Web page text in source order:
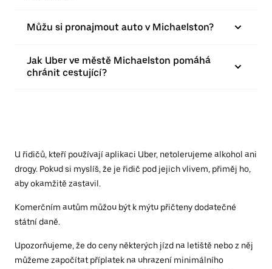
Můžu si pronajmout auto v Michaelston?
Jak Uber ve městě Michaelston pomáhá
chránit cestující?
U řidičů, kteří používají aplikaci Uber, netolerujeme alkohol ani
drogy. Pokud si myslíš, že je řidič pod jejich vlivem, přiměj ho,
aby okamžitě zastavil.
Komerčním autům můžou být k mýtu přičteny dodatečné
státní daně.
Upozorňujeme, že do ceny některých jízd na letiště nebo z něj
můžeme započítat příplatek na uhrazení minimálního